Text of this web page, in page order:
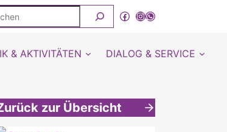
Facebook
Instagram
WhatsApp Kanal von detmold-lutherisch
& AKTIVITÄTEN DIALOG & SERVICE
zur Übersicht